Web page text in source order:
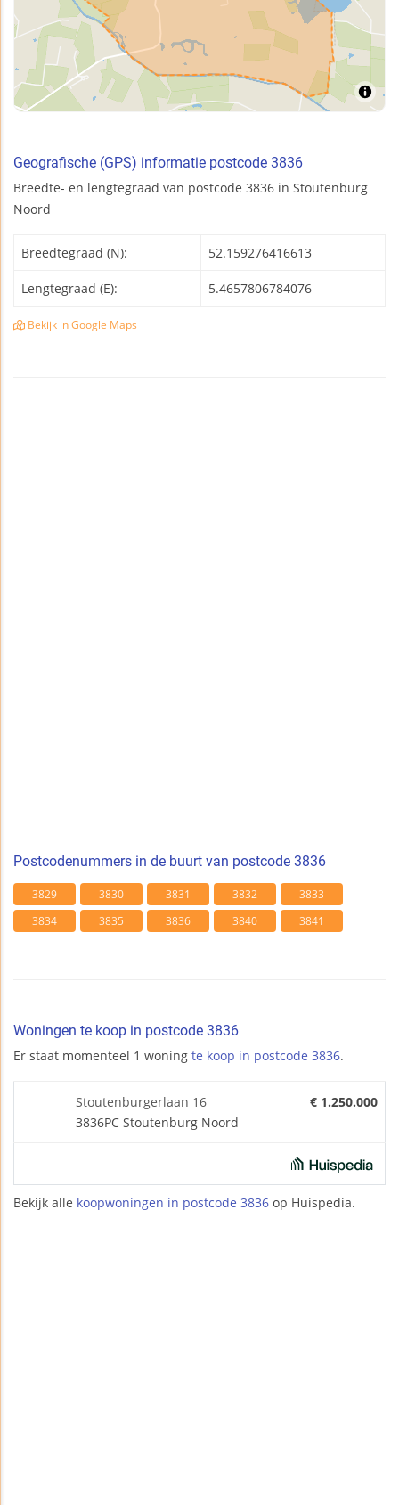
Geografische (GPS) informatie postcode 3836
Breedte- en lengtegraad van postcode 3836 in Stoutenburg
Noord
Breedtegraad (N): 52.159276416613
Lengtegraad (E): 5.4657806784076
Bekijk in Google Maps
Postcodenummers in de buurt van postcode 3836
3829 3830 3831 3832
3833
3834
3835 3836 3840 3841
Woningen te koop in postcode 3836
Er staat momenteel 1 woning te koop in postcode 3836.
Stoutenburgerlaan 16
3836PC Stoutenburg Noord
€ 1.250.000
Bekijk alle koopwoningen in postcode 3836 op Huispedia.